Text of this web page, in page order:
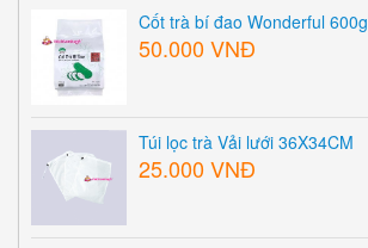
Cốt trà bí đao Wonderful 600g
50.000 VNĐ
Túi lọc trà Vải lưới 36X34CM
25.000 VNĐ